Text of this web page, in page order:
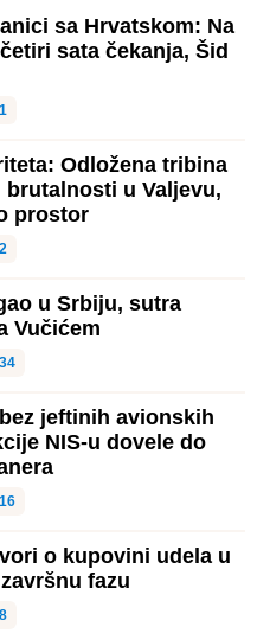
sa Hrvatskom: Na
sata čekanja, Šid
1
Odložena tribina
u Valjevu,
prostor
2
u Srbiju, sutra
Vučićem
34
jeftinih avionskih
NIS-u dovele do
16
o kupovini udela u
fazu
8